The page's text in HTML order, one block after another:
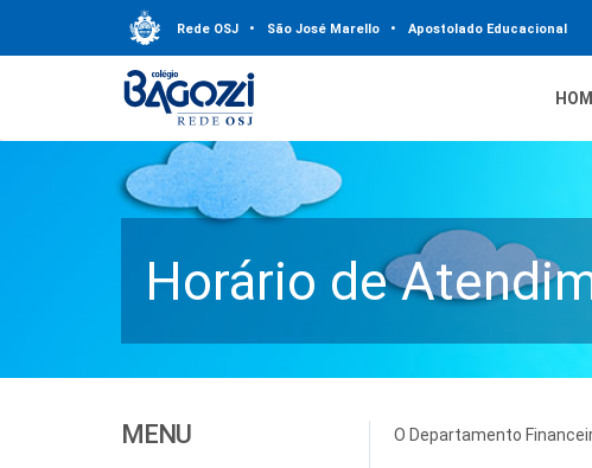
Rede OSJ • São José Marello • Apostolado Educacional
Horário de
MENU O Departamento